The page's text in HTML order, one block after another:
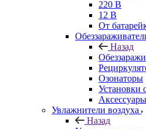
220 В
12 В
От
Назад
Озонаторы
Установки
Аксессуары
Увлажнители воздуха
Назад